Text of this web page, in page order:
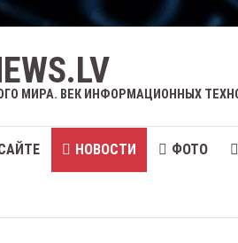
МИРА. ВЕК ИНФОРМАЦИОННЫХ
НОВОСТИ ФОТО